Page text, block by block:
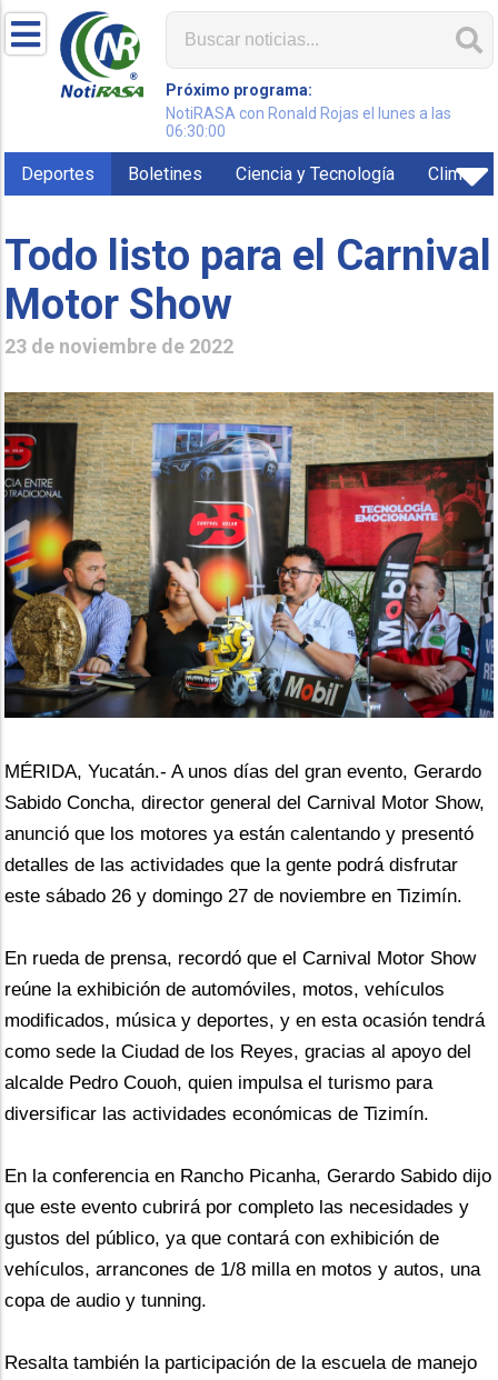
Próximo programa:
NotiRASA con Ronald Rojas el lunes a las
06:30:00
Deportes Boletines Ciencia y Tecnología Clima
Todo listo para el Carnival
Motor Show
23 de noviembre de 2022
MÉRIDA, Yucatán.- A unos días del gran evento, Gerardo
Sabido Concha, director general del Carnival Motor Show,
anunció que los motores ya están calentando y presentó
detalles de las actividades que la gente podrá disfrutar
este sábado 26 y domingo 27 de noviembre en Tizimín.
En rueda de prensa, recordó que el Carnival Motor Show
reúne la exhibición de automóviles, motos, vehículos
modificados, música y deportes, y en esta ocasión tendrá
como sede la Ciudad de los Reyes, gracias al apoyo del
alcalde Pedro Couoh, quien impulsa el turismo para
diversificar las actividades económicas de Tizimín.
En la conferencia en Rancho Picanha, Gerardo Sabido dijo
que este evento cubrirá por completo las necesidades y
gustos del público, ya que contará con exhibición de
vehículos, arrancones de 1/8 milla en motos y autos, una
copa de audio y tunning.
Resalta también la participación de la escuela de manejo